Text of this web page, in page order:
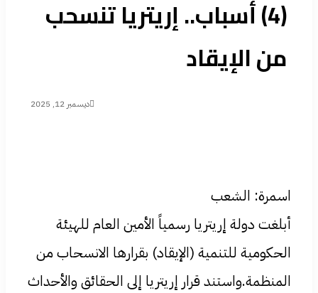
(4) أسباب.. إريتريا تنسحب
من الإيقاد
ديسمبر 12, 2025
اسمرة: الشعب
أبلغت دولة إريتريا رسمياً الأمين العام للهيئة
الحكومية للتنمية (الإيقاد) بقرارها الانسحاب من
المنظمة.واستند قرار إريتريا إلى الحقائق والأحداث